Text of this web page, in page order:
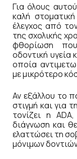
Για όλους
καλή
έλεγχος από
της σχολικής
φθορίωση
οδοντική υγεία
οποία
με μικρότερο
Αν εξάλλου το
στιγμή και για
τονίζει η
διάγνωση και
ελαττώσει τη
μόνιμων